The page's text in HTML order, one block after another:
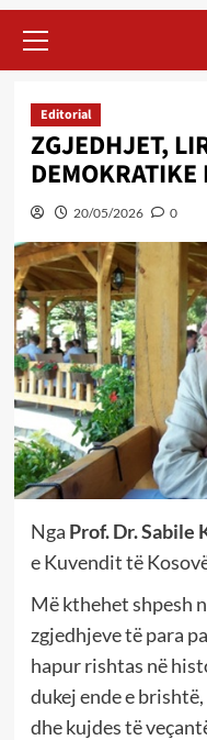
Menu
Editorial
ZGJEDHJET,
DEMOKRATIKE
20/05/2026 0
Nga Prof. Dr. Sabile
e Kuvendit të
Më kthehet shpesh
zgjedhjeve të para
hapur rishtas në
dukej ende e
dhe kujdes të